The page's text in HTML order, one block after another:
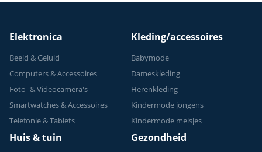
Elektronica
Beeld & Geluid
Computers & Accessoires
Foto- & Videocamera's
Smartwatches & Accessoires
Telefonie & Tablets
Kleding/accessoires
Babymode
Dameskleding
Herenkleding
Kindermode jongens
Kindermode meisjes
Huis & tuin Gezondheid